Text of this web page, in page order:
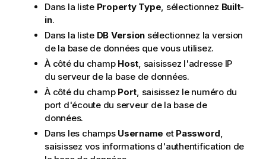
Dans la liste Property Type, sélectionnez Built-
in.
Dans la liste DB Version sélectionnez la version
de la base de données que vous utilisez.
À côté du champ Host, saisissez l'adresse IP
du serveur de la base de données.
À côté du champ Port, saisissez le numéro du
port d'écoute du serveur de la base de
données.
Dans les champs Username et Password,
saisissez vos informations d'authentification de